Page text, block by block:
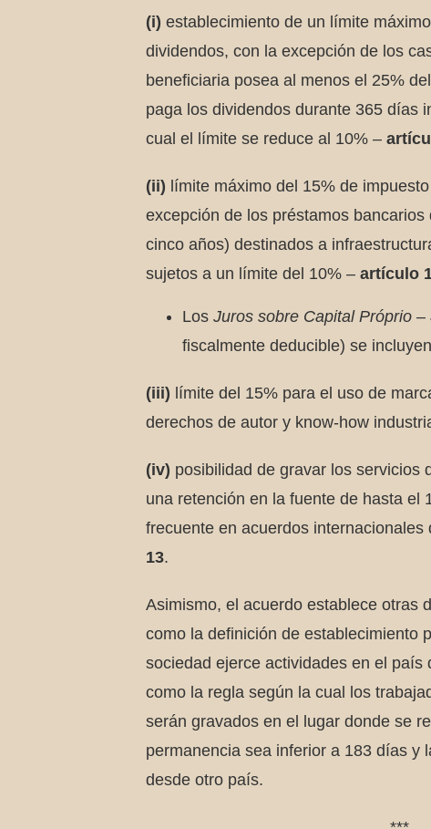
(i) establecimiento de un límite
dividendos, con la excepción de los
beneficiaria posea al menos el 25%
paga los dividendos durante 365 días
cual el límite se reduce al 10% –
(ii) límite máximo del 15% de
excepción de los préstamos
cinco años) destinados a
sujetos a un límite del 10% – artículo
Los Juros sobre Capital Próprio –
fiscalmente deducible) se
(iii) límite del 15% para el uso de
derechos de autor y know-how
(iv) posibilidad de gravar los servicios
una retención en la fuente de hasta el
frecuente en acuerdos internacionales
13.
Asimismo, el acuerdo establece otras
como la definición de establecimiento
sociedad ejerce actividades en el
como la regla según la cual los
serán gravados en el lugar donde se
permanencia sea inferior a 183 días y
desde otro país.